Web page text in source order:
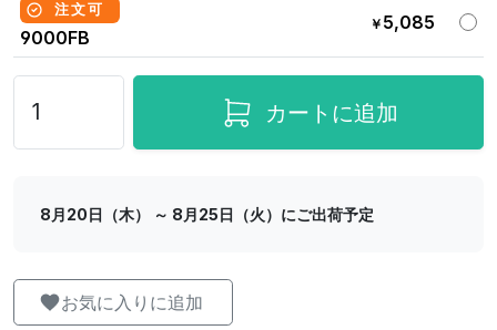
注文可
9000FB
￥ 5,085
カートに追加
8月20日（木） ～ 8月25日（火）にご出荷予定
お気に入りに追加